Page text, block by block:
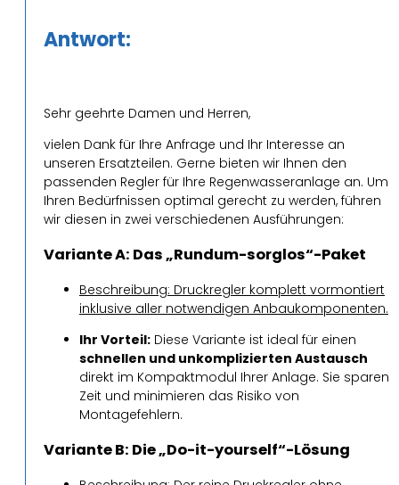
Antwort:
Sehr geehrte Damen und Herren,
vielen Dank für Ihre Anfrage und Ihr Interesse an
unseren Ersatzteilen. Gerne bieten wir Ihnen den
passenden Regler für Ihre Regenwasseranlage an. Um
Ihren Bedürfnissen optimal gerecht zu werden, führen
wir diesen in zwei verschiedenen Ausführungen:
Variante A: Das „Rundum-sorglos“-Paket
Beschreibung: Druckregler komplett vormontiert
inklusive aller notwendigen Anbaukomponenten.
Ihr Vorteil: Diese Variante ist ideal für einen
schnellen und unkomplizierten Austausch
direkt im Kompaktmodul Ihrer Anlage. Sie sparen
Zeit und minimieren das Risiko von
Montagefehlern.
Variante B: Die „Do-it-yourself“-Lösung